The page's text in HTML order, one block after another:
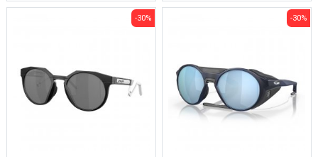
-30% -30%